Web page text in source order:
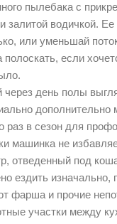
пылебака с
залитой водичкой.
или уменьшай
полоскать, если
через день полы
дополнительно
раз в сезон для
машинка не
отведенный под
ездить изначально,
фарша и прочие
участки между